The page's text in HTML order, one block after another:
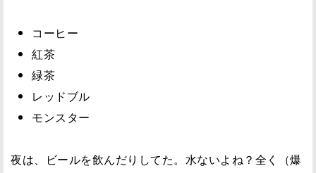
コーヒー
紅茶
緑茶
レッドブル
モンスター
夜は、ビールを飲んだりしてた。水ないよね？全く（爆